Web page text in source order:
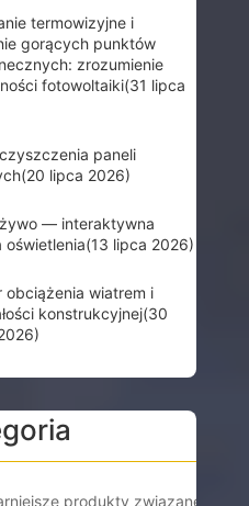
termowizyjne i
gorących punktów
zrozumienie
fotowoltaiki(31 lipca
paneli
(20 lipca 2026)
— interaktywna
oświetlenia(13 lipca 2026)
obciążenia wiatrem i
konstrukcyjnej(30
produkty związane